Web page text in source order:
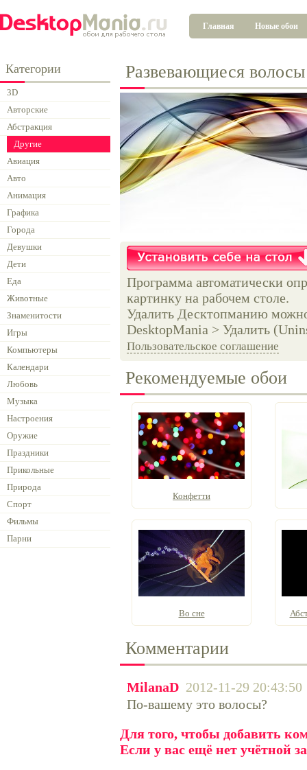
Главная Новые обои
Категории
3D
Авторские
Абстракция
Другие
Авиация
Авто
Анимация
Графика
Города
Девушки
Дети
Еда
Животные
Знаменитости
Игры
Компьютеры
Календари
Любовь
Музыка
Настроения
Оружие
Праздники
Прикольные
Природа
Спорт
Фильмы
Парни
Развевающиеся волосы
Программа автоматически
картинку на рабочем столе.
Удалить Десктопманию
DesktopMania > Удалить
Пользовательское соглашение
Рекомендуемые обои
Конфетти
Во сне
Комментарии
MilanaD 2012-11-29 20:43:50
По-вашему это волосы?
Для того, чтобы добавить
Если у вас ещё нет учётной